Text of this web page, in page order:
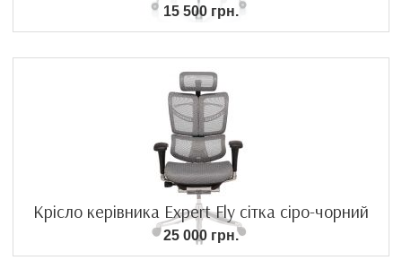
15 500 грн.
Крісло керівника Expert Fly сітка сіро-чорний
25 000 грн.